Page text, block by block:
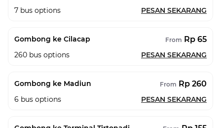
7 bus options PESAN SEKARANG
Gombong ke Cilacap From Rp 65
260 bus options PESAN SEKARANG
Gombong ke Madiun From Rp 260
6 bus options PESAN SEKARANG